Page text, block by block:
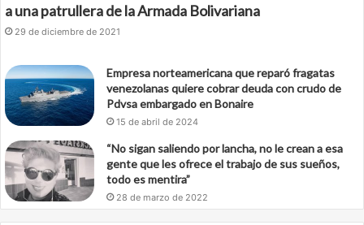
a una patrullera de la Armada Bolivariana
29 de diciembre de 2021
Empresa norteamericana que reparó fragatas
venezolanas quiere cobrar deuda con crudo de
Pdvsa embargado en Bonaire
15 de abril de 2024
“No sigan saliendo por lancha, no le crean a esa
gente que les ofrece el trabajo de sus sueños,
todo es mentira”
28 de marzo de 2022